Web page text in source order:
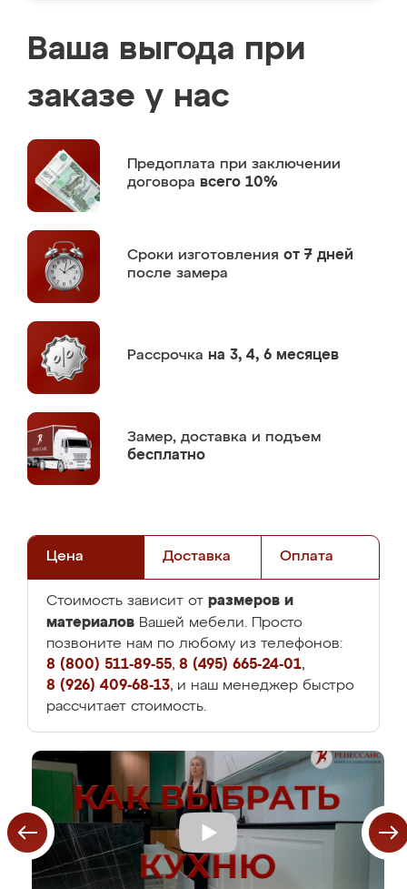
Ваша выгода при
заказе у нас
Предоплата при заключении
договора всего 10%
Сроки изготовления от 7 дней
после замера
Рассрочка на 3, 4, 6 месяцев
Замер, доставка и подъем
бесплатно
Цена Доставка Оплата
Стоимость зависит от размеров и
материалов Вашей мебели. Просто
позвоните нам по любому из телефонов:
8 (800) 511-89-55, 8 (495) 665-24-01,
8 (926) 409-68-13, и наш менеджер быстро
рассчитает стоимость.